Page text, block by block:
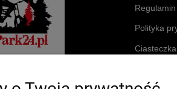
Polityka